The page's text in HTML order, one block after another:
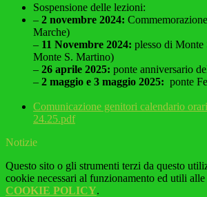
Sospensione delle lezioni:
– 2 novembre 2024:
Marche)
– 11 Novembre 2024: plesso di
Monte S. Martino)
– 26 aprile 2025: ponte anniversario
– 2 maggio e 3 maggio 2025: ponte
Comunicazione genitori calendario
24.25.pdf
Notizie
Questo sito o gli strumenti terzi da questo
cookie necessari al funzionamento ed utili
COOKIE POLICY.